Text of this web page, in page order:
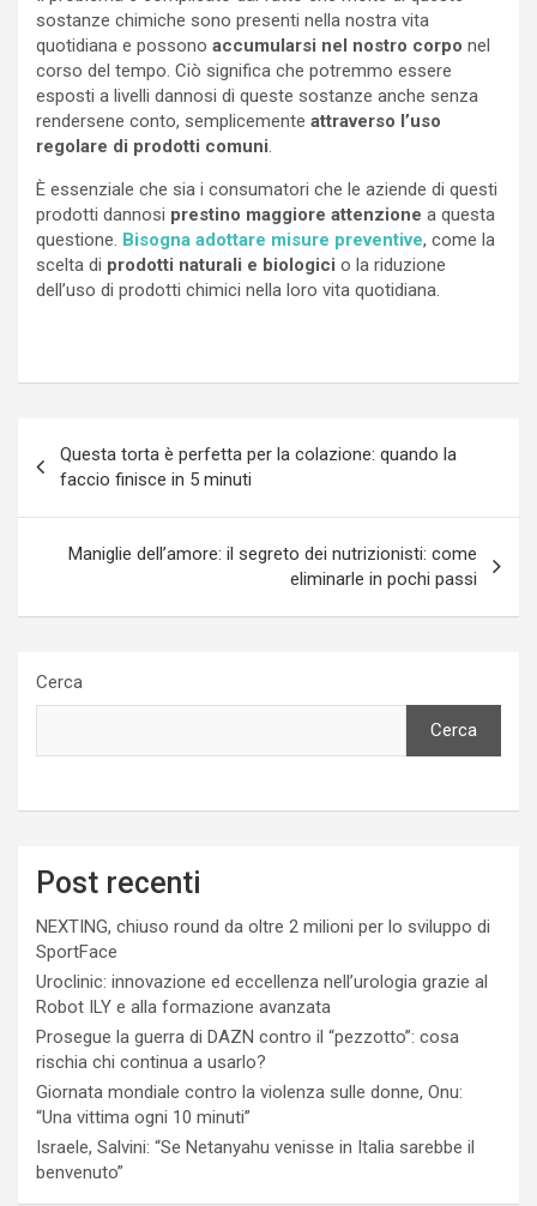
sostanze chimiche sono presenti nella nostra vita
quotidiana e possono accumularsi nel nostro corpo nel
corso del tempo. Ciò significa che potremmo essere
esposti a livelli dannosi di queste sostanze anche senza
rendersene conto, semplicemente attraverso l’uso
regolare di prodotti comuni.
È essenziale che sia i consumatori che le aziende di questi
prodotti dannosi prestino maggiore attenzione a questa
questione. Bisogna adottare misure preventive, come la
scelta di prodotti naturali e biologici o la riduzione
dell’uso di prodotti chimici nella loro vita quotidiana.
articoli
Questa torta è perfetta per la colazione: quando la
faccio finisce in 5 minuti
Maniglie dell’amore: il segreto dei nutrizionisti: come
eliminarle in pochi passi
Cerca
Cerca
Post recenti
NEXTING, chiuso round da oltre 2 milioni per lo sviluppo di
SportFace
Uroclinic: innovazione ed eccellenza nell’urologia grazie al
Robot ILY e alla formazione avanzata
Prosegue la guerra di DAZN contro il “pezzotto”: cosa
rischia chi continua a usarlo?
Giornata mondiale contro la violenza sulle donne, Onu:
“Una vittima ogni 10 minuti”
Israele, Salvini: “Se Netanyahu venisse in Italia sarebbe il
benvenuto”